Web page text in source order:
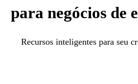
para negócios de
Recursos inteligentes para seu